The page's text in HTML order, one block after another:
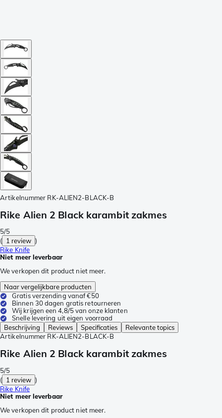
Artikelnummer RK-ALIEN2-BLACK-B
Rike Alien 2 Black karambit zakmes
5/5
( 1 review )
Rike Knife
Niet meer leverbaar
We verkopen dit product niet meer.
Naar vergelijkbare producten
Gratis verzending vanaf €50
Binnen 30 dagen gratis retourneren
Wij krijgen een 4,8/5 van onze klanten
Snelle levering uit eigen voorraad
Beschrijving
Reviews Specificaties
Relevante topics
Artikelnummer RK-ALIEN2-BLACK-B
Rike Alien 2 Black karambit zakmes
5/5
( 1 review )
Rike Knife
Niet meer leverbaar
We verkopen dit product niet meer.